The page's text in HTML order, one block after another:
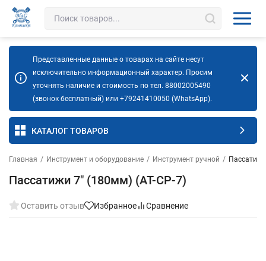
Представленные данные о товарах на сайте несут
исключительно информационный характер. Просим
уточнять наличие и стоимость по тел. 88002005490
(звонок бесплатный) или +79241410050 (WhatsApp).
КАТАЛОГ ТОВАРОВ
Главная / Инструмент и оборудование / Инструмент ручной /
Пассатижи 7" (180мм) (AT-CP-7)
Оставить отзыв Избранное Сравнение